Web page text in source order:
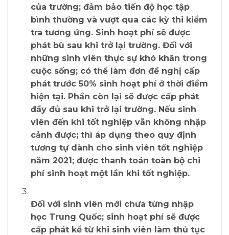
của trường; đảm bảo tiến độ học tập
bình thường và vượt qua các kỳ thi kiểm
tra tương ứng. Sinh hoạt phí sẽ được
phát bù sau khi trở lại trường. Đối với
những sinh viên thực sự khó khăn trong
cuộc sống; có thể làm đơn đề nghị cấp
phát trước 50% sinh hoạt phí ở thời điểm
hiện tại. Phần còn lại sẽ được cấp phát
đầy đủ sau khi trở lại trường. Nếu sinh
viên đến khi tốt nghiệp vẫn không nhập
cảnh được; thì áp dụng theo quy định
tương tự dành cho sinh viên tốt nghiệp
năm 2021; được thanh toán toàn bộ chi
phí sinh hoạt một lần khi tốt nghiệp.
Đối với sinh viên mới chưa từng nhập
họcTrung Quốc; sinh hoạt phí sẽ được
cấp phát kể từ khi sinh viên làm thủ tục